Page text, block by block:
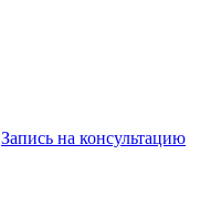
Запись на консультацию